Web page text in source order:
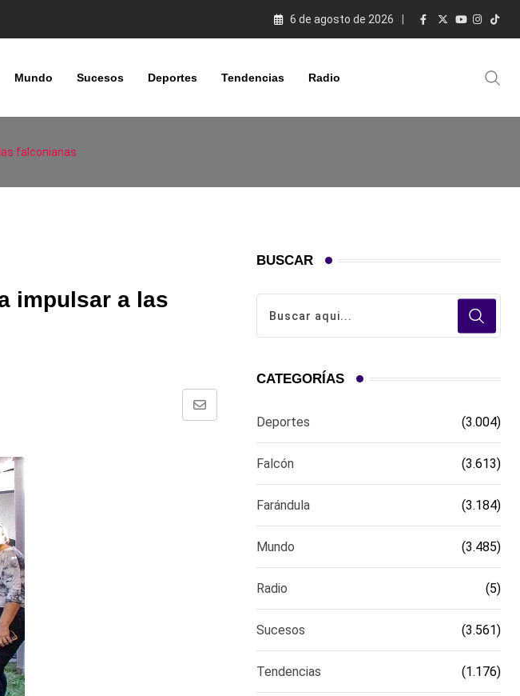
6 de agosto de 2026
Mundo Sucesos Deportes Tendencias Radio
falconianas
impulsar a las
Comparte
BUSCAR
CATEGORÍAS
Deportes (3.004)
Falcón (3.613)
Farándula (3.184)
Mundo (3.485)
Radio (5)
Sucesos (3.561)
Tendencias (1.176)